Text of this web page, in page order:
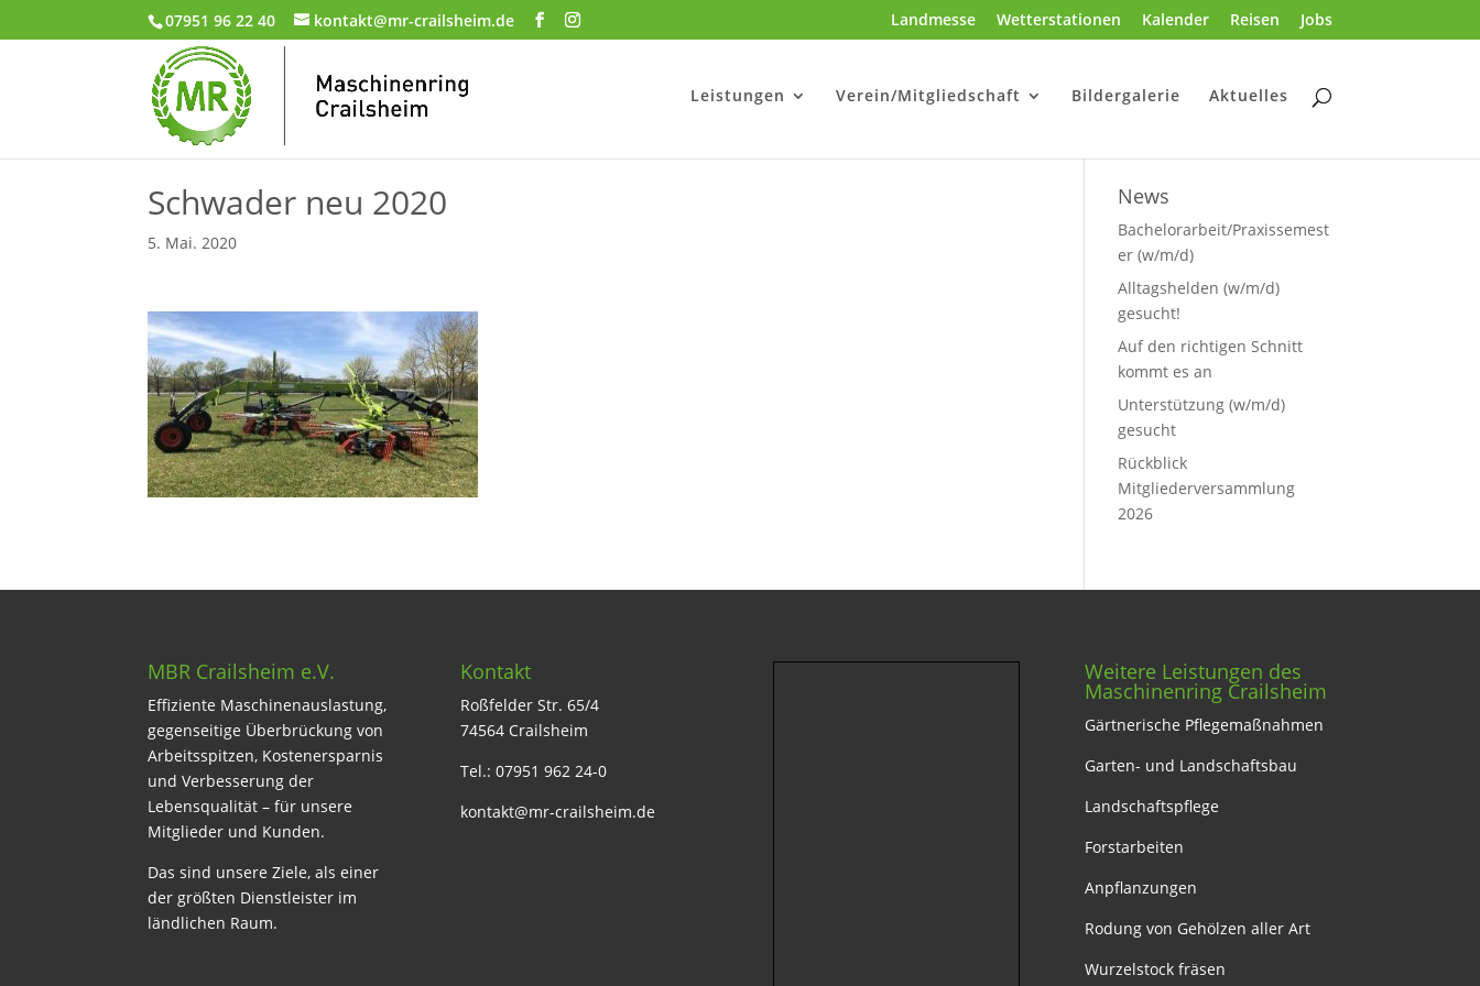
07951 96 22 40 kontakt@mr-crailsheim.de Landmesse Wetterstationen Kalender Reisen Jobs
Leistungen Verein/Mitgliedschaft Bildergalerie Aktuelles
Schwader neu 2020
5. Mai. 2020
News
Bachelorarbeit/Praxissemest
er (w/m/d)
Alltagshelden (w/m/d)
gesucht!
Auf den richtigen Schnitt
kommt es an
Unterstützung (w/m/d)
gesucht
Rückblick
Mitgliederversammlung
2026
MBR Crailsheim e.V.
Effiziente Maschinenauslastung,
gegenseitige Überbrückung von
Arbeitsspitzen, Kostenersparnis
und Verbesserung der
Lebensqualität – für unsere
Mitglieder und Kunden.
Das sind unsere Ziele, als einer
der größten Dienstleister im
ländlichen Raum.
Kontakt
Roßfelder Str. 65/4
74564 Crailsheim
Tel.: 07951 962 24-0
kontakt@mr-crailsheim.de
Weitere Leistungen des
Maschinenring Crailsheim
Gärtnerische Pflegemaßnahmen
Garten- und Landschaftsbau
Landschaftspflege
Forstarbeiten
Anpflanzungen
Rodung von Gehölzen aller Art
Wurzelstock fräsen